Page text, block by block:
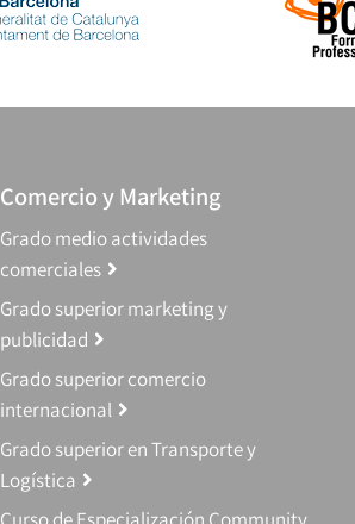
Comercio y Marketing
Grado medio actividades
comerciales
Grado superior marketing y
publicidad
Grado superior comercio
internacional
Grado superior en Transporte y
Logística